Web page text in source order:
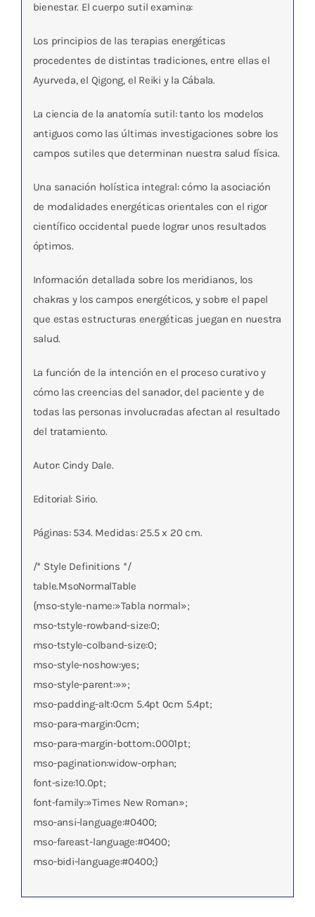
bienestar. El cuerpo sutil examina:
Los principios de las terapias energéticas
procedentes de distintas tradiciones, entre ellas el
Ayurveda, el Qigong, el Reiki y la Cábala.
La ciencia de la anatomía sutil: tanto los modelos
antiguos como las últimas investigaciones sobre los
campos sutiles que determinan nuestra salud física.
Una sanación holística integral: cómo la asociación
de modalidades energéticas orientales con el rigor
científico occidental puede lograr unos resultados
óptimos.
Información detallada sobre los meridianos, los
chakras y los campos energéticos, y sobre el papel
que estas estructuras energéticas juegan en nuestra
salud.
La función de la intención en el proceso curativo y
cómo las creencias del sanador, del paciente y de
todas las personas involucradas afectan al resultado
del tratamiento.
Autor: Cindy Dale.
Editorial: Sirio.
Páginas: 534. Medidas: 25.5 x 20 cm.
/* Style Definitions */
table.MsoNormalTable
{mso-style-name:»Tabla normal»;
mso-tstyle-rowband-size:0;
mso-tstyle-colband-size:0;
mso-style-noshow:yes;
mso-style-parent:»»;
mso-padding-alt:0cm 5.4pt 0cm 5.4pt;
mso-para-margin:0cm;
mso-para-margin-bottom:.0001pt;
mso-pagination:widow-orphan;
font-size:10.0pt;
font-family:»Times New Roman»;
mso-ansi-language:#0400;
mso-fareast-language:#0400;
mso-bidi-language:#0400;}